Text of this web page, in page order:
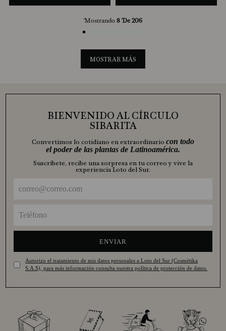
Mostrando 8 De 206
MOSTRAR MÁS
BIENVENIDO AL CÍRCULO
SIBARITA
Convertimos lo cotidiano en extraordinario con todo
el poder de las plantas de Latinoamérica.
Suscríbete, recibe una sorpresa en tu correo y vive la
experiencia Loto del Sur.
ENVIAR
Autorizo el tratamiento de mis datos personales a Loto del Sur (Cosmétika
S.A.S), para más información consulta nuestra política de protección de datos.